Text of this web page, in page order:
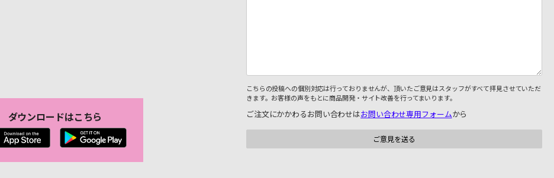
ダウンロードはこちら
こちらの投稿への個別対応は行っておりませんが、頂いたご意見はスタッフがすべて拝見させていただ
きます。お客様の声をもとに商品開発・サイト改善を行ってまいります。
ご注文にかかわるお問い合わせはお問い合わせ専用フォームから